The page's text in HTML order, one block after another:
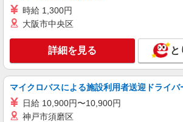
キープ
株式会社kotrio /●YK-S-2083424
新横浜駅☆医療行為なし
助手♪未経験OK！
時給1550円〜2312円
ン代含む)＞
時給 1,300円
大阪市中央区
詳細を見る と
マイクロバスによる施設利用者送迎ドライバ
日給 10,900円〜10,900円
神戸市須磨区